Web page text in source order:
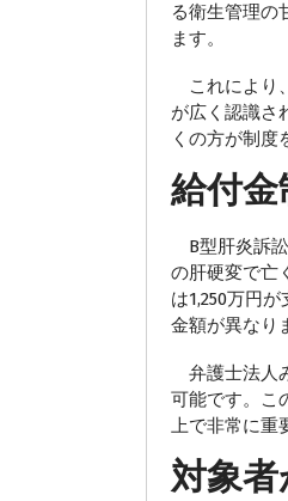
る衛生管理の
ます。
これにより
が広く認識さ
くの方が制度
給付
B型肝炎訴
の肝硬変で亡
は1,250万円
金額が異なり
弁護士法人
可能です。こ
上で非常に重
対象